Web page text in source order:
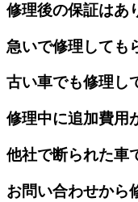
修理後の保証はあ
急いで修理しても
古い車でも修理し
修理中に追加費用
他社で断られた車
お問い合わせから